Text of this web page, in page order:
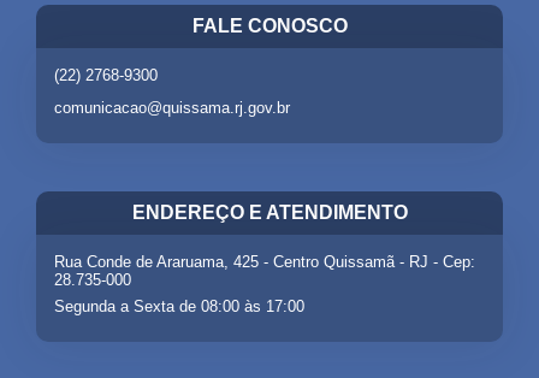
FALE CONOSCO
(22) 2768-9300
comunicacao@quissama.rj.gov.br
ENDEREÇO E ATENDIMENTO
Rua Conde de Araruama, 425 - Centro Quissamã - RJ - Cep:
28.735-000
Segunda a Sexta de 08:00 às 17:00